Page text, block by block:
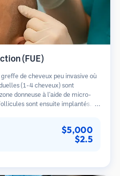
(FUE)
greffe de cheveux peu invasive où
(1-4 cheveux) sont
donneuse à l'aide de micro-
sont ensuite implantés
aux méthodes de prélèvement
$5,000
$2.5